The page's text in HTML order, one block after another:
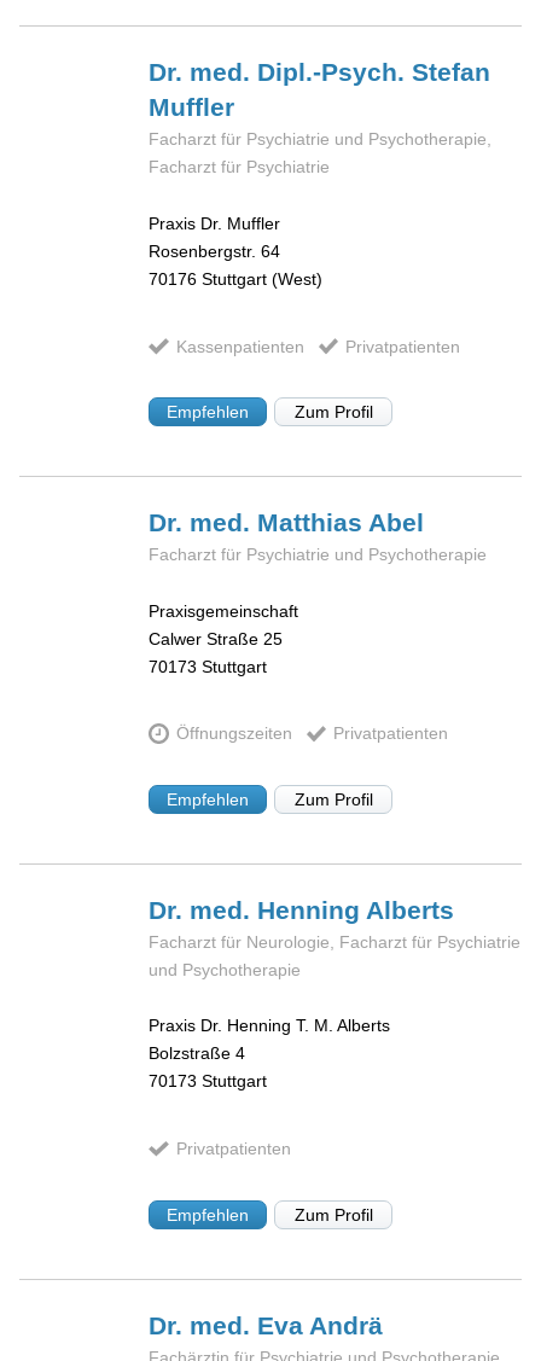
Dr. med. Dipl.-Psych. Stefan
Muffler
Facharzt für Psychiatrie und Psychotherapie,
Facharzt für Psychiatrie
Praxis Dr. Muffler
Rosenbergstr. 64
70176 Stuttgart (West)
Kassenpatienten Privatpatienten
Empfehlen Zum Profil
Dr. med. Matthias Abel
Facharzt für Psychiatrie und Psychotherapie
Praxisgemeinschaft
Calwer Straße 25
70173 Stuttgart
Öffnungszeiten Privatpatienten
Empfehlen Zum Profil
Dr. med. Henning Alberts
Facharzt für Neurologie, Facharzt für Psychiatrie
und Psychotherapie
Praxis Dr. Henning T. M. Alberts
Bolzstraße 4
70173 Stuttgart
Privatpatienten
Empfehlen Zum Profil
Dr. med. Eva Andrä
Fachärztin für Psychiatrie und Psychotherapie,